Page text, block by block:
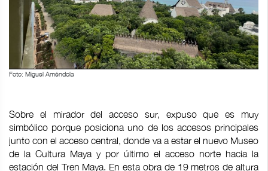
Foto: Miguel Améndola
Sobre el mirador del acceso sur, expuso que es muy
simbólico porque posiciona uno de los accesos principales
junto con el acceso central, donde va a estar el nuevo Museo
de la Cultura Maya y por último el acceso norte hacia la
estación del Tren Maya. En esta obra de 19 metros de altura